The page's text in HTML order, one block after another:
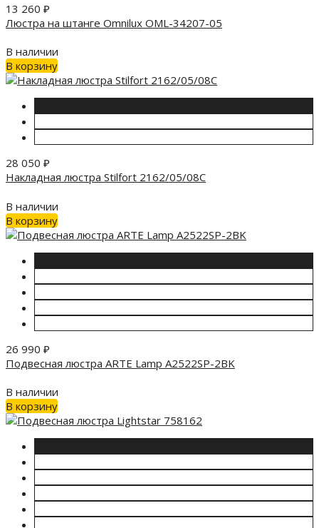
13 260 ₽
Люстра на штанге Omnilux OML-34207-05
В наличии
В корзину
28 050 ₽
Накладная люстра Stilfort 2162/05/08C
В наличии
В корзину
26 990 ₽
Подвесная люстра ARTE Lamp A2522SP-2BK
В наличии
В корзину